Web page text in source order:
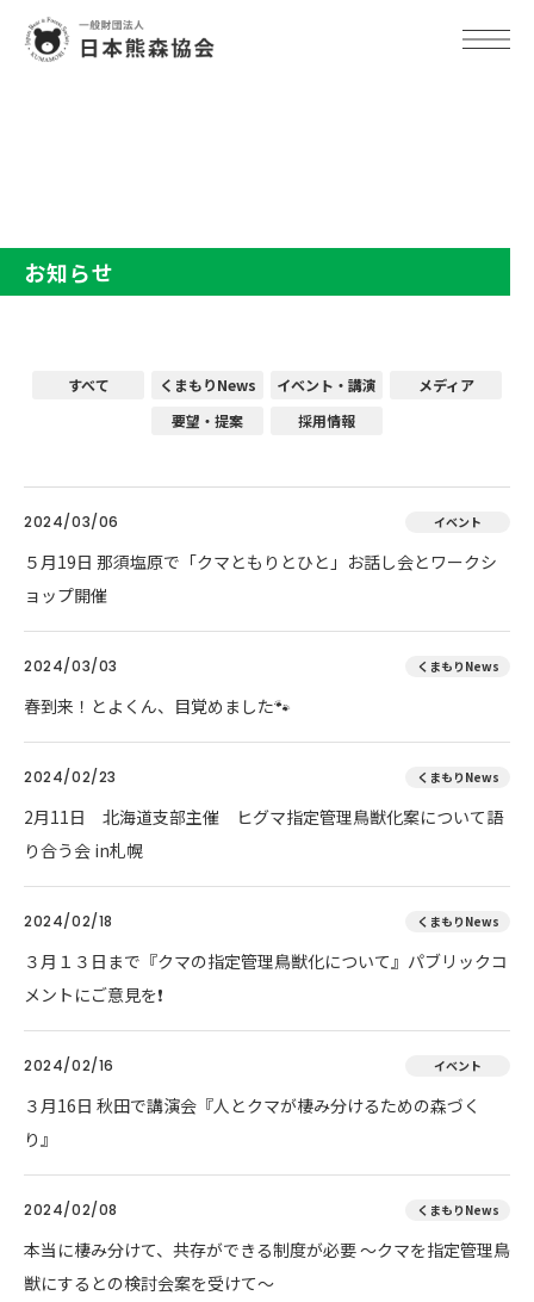
お知らせ
すべて くまもりNews イベント・講演
メディア
要望・提案
採用情報
2024/03/06 イベント
５月19日 那須塩原で「クマともりとひと」お話し会とワークシ
ョップ開催
2024/03/03 くまもりNews
春到来！とよくん、目覚めました🐾
2024/02/23 くまもりNews
2月11日 北海道支部主催 ヒグマ指定管理鳥獣化案について語
り合う会 in札幌
2024/02/18 くまもりNews
３月１３日まで『クマの指定管理鳥獣化について』パブリックコ
メントにご意見を❗
2024/02/16 イベント
３月16日 秋田で講演会『人とクマが棲み分けるための森づく
り』
2024/02/08 くまもりNews
本当に棲み分けて、共存ができる制度が必要 ～クマを指定管理鳥
獣にするとの検討会案を受けて～